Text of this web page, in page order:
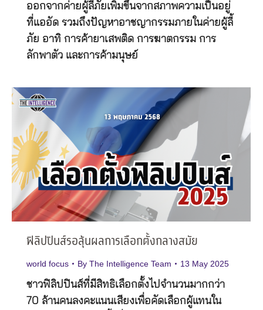
ออกจากค่ายผู้ลี้ภัยเพิ่มขึ้นจากสภาพความเป็นอยู่
ที่แออัด รวมถึงปัญหาอาชญากรรมภายในค่ายผู้ลี้
ภัย อาทิ การค้ายาเสพติด การฆาตกรรม การ
ลักพาตัว และการค้ามนุษย์
ฟิลิปปินส์รอลุ้นผลการเลือกตั้งกลางสมัย
world focus By The Intelligence Team 13 May 2025
ชาวฟิลิปปินส์ที่มีสิทธิเลือกตั้งไปจำนวนมากกว่า
70 ล้านคนลงคะแนนเสียงเพื่อคัดเลือกผู้แทนใน